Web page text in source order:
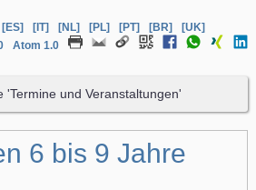
[ES] [IT] [NL] [PL] [PT] [BR]
[UK]
Atom 1.0
'Termine und Veranstaltungen'
6 bis 9 Jahre